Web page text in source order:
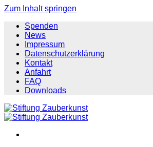
Zum Inhalt springen
Spenden
News
Impressum
Datenschutzerklärung
Kontakt
Anfahrt
FAQ
Downloads